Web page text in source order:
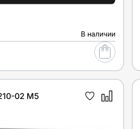
В наличии
02 M5